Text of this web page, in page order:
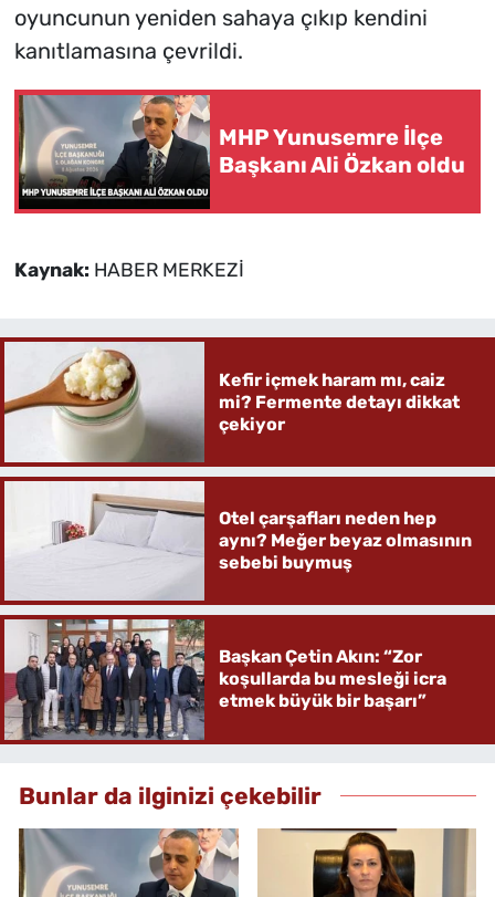
oyuncunun yeniden sahaya çıkıp kendini
kanıtlamasına çevrildi.
MHP Yunusemre İlçe
Başkanı Ali Özkan oldu
Kaynak: HABER MERKEZİ
Kefir içmek haram mı, caiz
mi? Fermente detayı dikkat
çekiyor
Otel çarşafları neden hep
aynı? Meğer beyaz olmasının
sebebi buymuş
Başkan Çetin Akın: “Zor
koşullarda bu mesleği icra
etmek büyük bir başarı”
Bunlar da ilginizi çekebilir